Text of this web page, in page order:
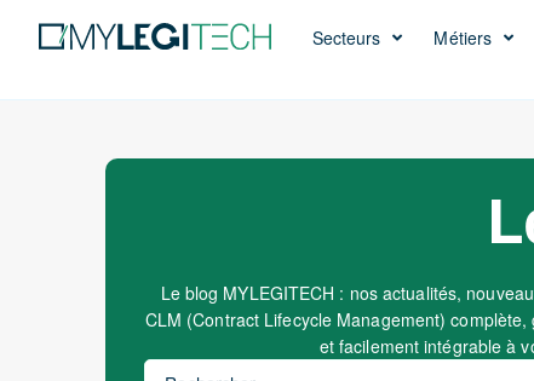
Secteurs Métiers
Le blog MYLEGITECH : nos actualités,
CLM (Contract Lifecycle Management)
et facilement intégrable à